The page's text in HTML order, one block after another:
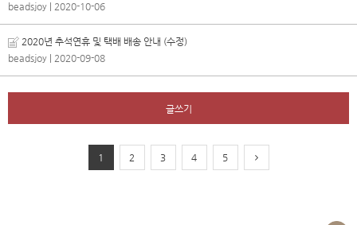
beadsjoy
| 2020-10-06
2020년 추석연휴 및 택배 배송 안내 (수정)
beadsjoy
| 2020-09-08
글쓰기
1 2 3 4 5